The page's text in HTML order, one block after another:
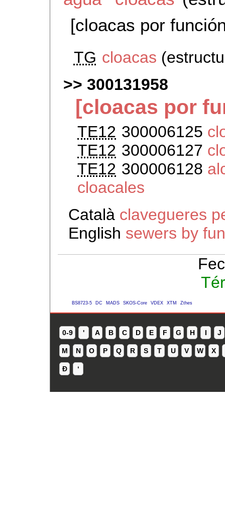
[cloacas por
TG cloacas
300131958
[cloacas por
TE12 300006125
TE12 300006127
TE12 300006128
cloacales
Català clavegueres
English sewers by
BS8723-5 DC MADS SKOS-Core VDEX XTM Zthes
0-9 ' A B C D E F G H I J
M N O P Q R S T U V W X
Ð ʻ